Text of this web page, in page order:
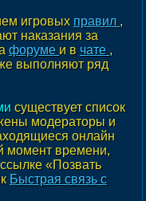
игровых правил ,
наказания за
форуме и в чате ,
выполняют ряд
существует список
модераторы и
онлайн
момент времени,
«Позвать
Быстрая связь с